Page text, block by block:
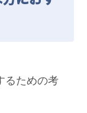
るための考